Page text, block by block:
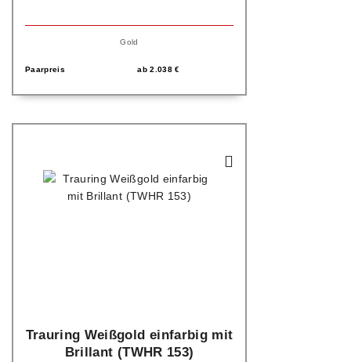
Gold
Paarpreis ab2.038€
Trauring Weißgold einfarbig mit
Brillant (TWHR 153)